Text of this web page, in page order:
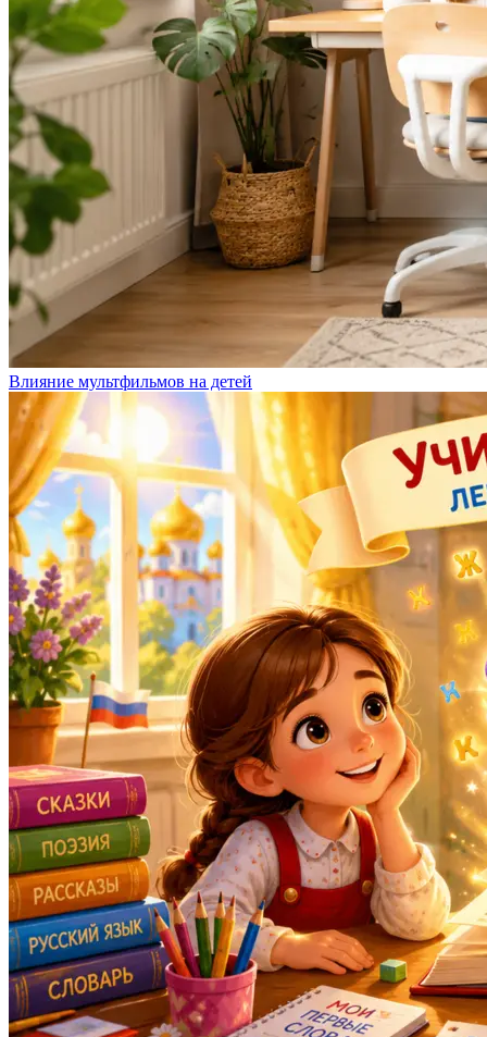
Влияние мультфильмов на детей